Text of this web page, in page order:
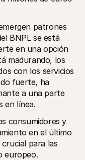
patrones
BNPL se está
en una opción
madurando, los
con los servicios
fuerte, ha
a una parte
en línea.
consumidores y
en el último
para las
europeo.